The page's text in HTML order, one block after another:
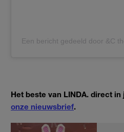
Een bericht gedeeld door &C
Het beste van LINDA. direct in
onze nieuwsbrief.